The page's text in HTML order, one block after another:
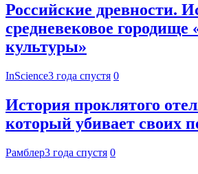
Российские древности.
средневековое
культуры»
InScience3 года спустя 0
История проклятого
который убивает своих
Рамблер3 года спустя 0